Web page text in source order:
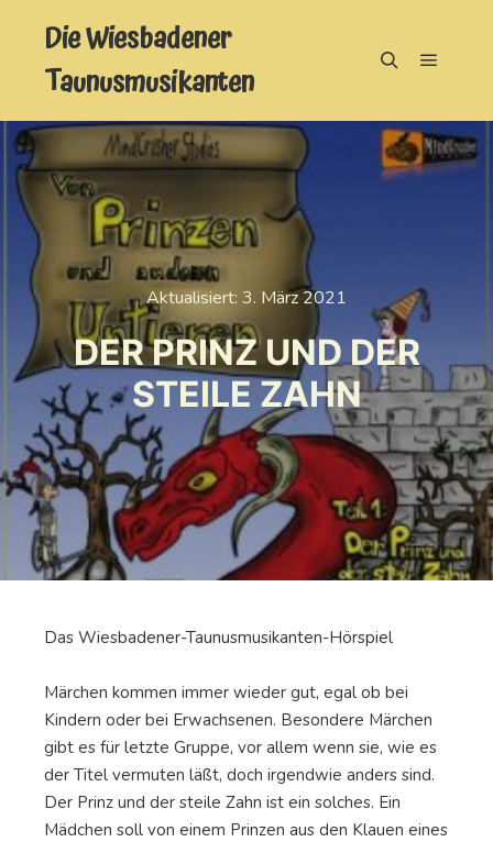
Die Wiesbadener
Taunusmusikanten
Aktualisiert: 3. März 2021
DER PRINZ UND DER
STEILE ZAHN
Das Wiesbadener-Taunusmusikanten-Hörspiel
Märchen kommen immer wieder gut, egal ob bei
Kindern oder bei Erwachsenen. Besondere Märchen
gibt es für letzte Gruppe, vor allem wenn sie, wie es
der Titel vermuten läßt, doch irgendwie anders sind.
Der Prinz und der steile Zahn ist ein solches. Ein
Mädchen soll von einem Prinzen aus den Klauen eines